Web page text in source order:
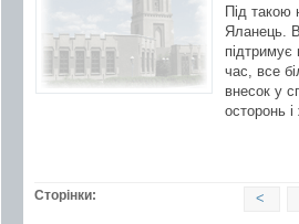
Під такою
Яланець.
підтримує
час, все
внесок у
осторонь і
Сторінки: <